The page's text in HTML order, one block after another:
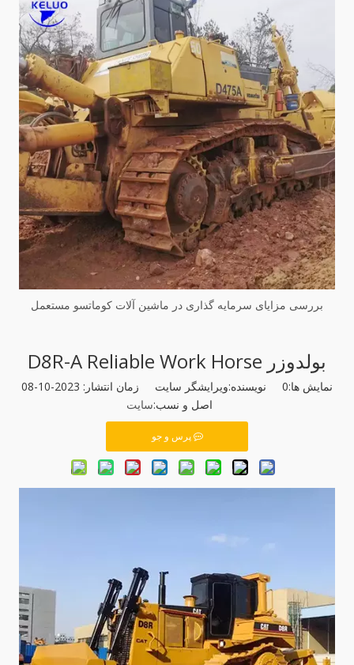
بررسی مزایای سرمایه گذاری در ماشین آلات کوماتسو مستعمل
بولدوزر D8R-A Reliable Work Horse
نمایش ها:0
نویسنده:ویرایشگر سایت زمان انتشار: 2023-10-08
اصل و نسب:سایت
پرس و جو